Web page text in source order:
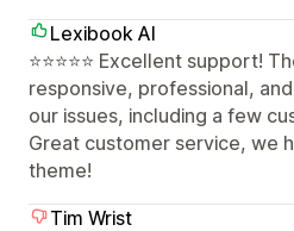
Lexibook AI
⭐⭐⭐⭐⭐ Excellent support!
responsive, professional,
our issues, including a few
Great customer service, we
theme!
Tim Wrist